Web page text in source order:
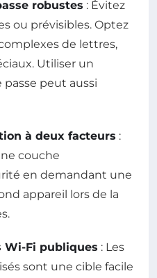
robustes : Évitez
ou prévisibles. Optez
de lettres,
Utiliser un
peut aussi
à deux facteurs :
couche
en demandant une
appareil lors de la
Wi-Fi publiques : Les
sont une cible facile